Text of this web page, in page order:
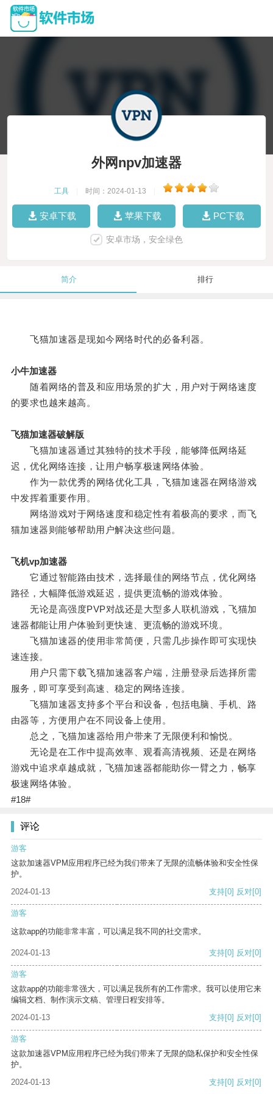
外网npv加速器
工具 时间：2024-01-13
安卓下载 苹果下载 PC下载
安卓市场，安全绿色
简介 排行
飞猫加速器是现如今网络时代的必备利器。
小牛加速器
随着网络的普及和应用场景的扩大，用户对于网络速度
的要求也越来越高。
飞猫加速器破解版
飞猫加速器通过其独特的技术手段，能够降低网络延
迟，优化网络连接，让用户畅享极速网络体验。
作为一款优秀的网络优化工具，飞猫加速器在网络游戏
中发挥着重要作用。
网络游戏对于网络速度和稳定性有着极高的要求，而飞
猫加速器则能够帮助用户解决这些问题。
飞机vp加速器
它通过智能路由技术，选择最佳的网络节点，优化网络
路径，大幅降低游戏延迟，提供更流畅的游戏体验。
无论是高强度PVP对战还是大型多人联机游戏，飞猫加
速器都能让用户体验到更快速、更流畅的游戏环境。
飞猫加速器的使用非常简便，只需几步操作即可实现快
速连接。
用户只需下载飞猫加速器客户端，注册登录后选择所需
服务，即可享受到高速、稳定的网络连接。
飞猫加速器支持多个平台和设备，包括电脑、手机、路
由器等，方便用户在不同设备上使用。
总之，飞猫加速器给用户带来了无限便利和愉悦。
无论是在工作中提高效率、观看高清视频、还是在网络
游戏中追求卓越成就，飞猫加速器都能助你一臂之力，畅享
极速网络体验。
#18#
评论
游客
这款加速器VPM应用程序已经为我们带来了无限的流畅体验和安全性保
护。
2024-01-13
支持[0] 反对[0]
游客
这款app的功能非常丰富，可以满足我不同的社交需求。
2024-01-13 支持[0] 反对[0]
游客
这款app的功能非常强大，可以满足我所有的工作需求。我可以使用它来
编辑文档、制作演示文稿、管理日程安排等。
2024-01-13
支持[0] 反对[0]
游客
这款加速器VPM应用程序已经为我们带来了无限的隐私保护和安全性保
护。
2024-01-13
支持[0] 反对[0]